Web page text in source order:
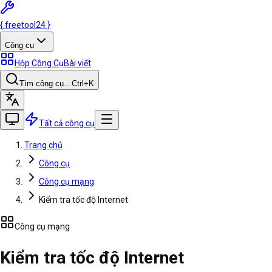
{freetool 24 }
Công cụ
Hộp Công CụBài viết
Tìm công cụ…Ctrl +K
Tất cả công cụ
Trang chủ
Công cụ
Công cụ mạng
Kiểm tra tốc độ Internet
Công cụ mạng
Kiểm tra tốc độ Internet